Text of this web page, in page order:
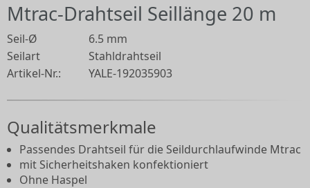
Mtrac-Drahtseil Seillänge 20 m
Seil-Ø
6.5 mm
Seilart
Stahldrahtseil
Artikel-Nr.:
YALE-192035903
Qualitätsmerkmale
Passendes Drahtseil für die Seildurchlaufwinde Mtrac
mit Sicherheitshaken konfektioniert
Ohne Haspel